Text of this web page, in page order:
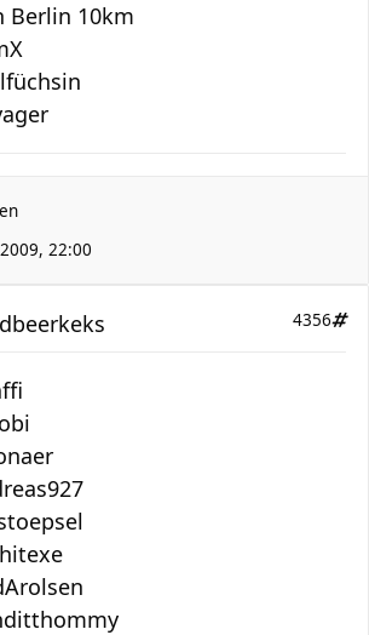
Berlin 10km
22:00
4356